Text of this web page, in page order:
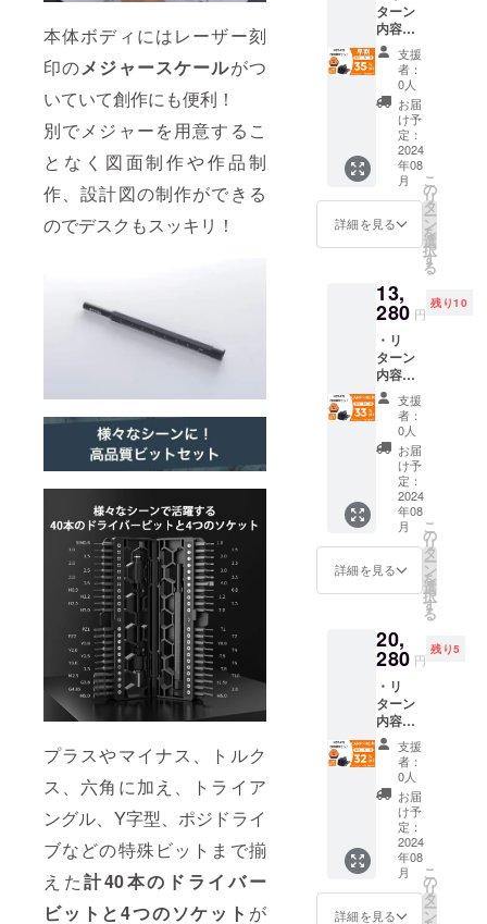
本体ボディにはレーザー刻
印のメジャースケールがつ
いていて創作にも便利！
別でメジャーを用意するこ
となく図面制作や作品制
作、設計図の制作ができる
のでデスクもスッキリ！
プラスやマイナス、トルク
ス、六角に加え、トライア
ングル、Y字型、ポジドライ
ブなどの特殊ビットまで揃
えた計40本のドライバー
ビットと4つのソケット が
ご了承
頂いた
上でご
支援頂
けます
様お願
い致し
ます。
2024年
09月か
らオン
ショッ
プなど
開始予
定で
量産効
率が向
上した
場合、
正規販
売価格
が販売
予定価
格より
下がる
可能性
もござ
いま
生する
可能性
ます。
ご了承
頂いた
上でご
支援頂
けます
様お願
い致し
ます。
2024年
09月か
らオン
ショッ
プなど
開始予
定で
す。 ※
ご注文
状況、
使用部
材の供
給状
況、製
造工程
上の都
合など
により
出荷時
期が遅
す。 ※
皆様の
ご支援
により
量産効
率が向
上した
場合、
正規販
売価格
が販売
予定価
格より
下がる
可能性
もござ
いま
生する
可能性
ます。
ご了承
頂いた
上でご
支援頂
けます
様お願
い致し
ます。
2024年
09月か
らオン
ショッ
ターン
内容：
HBT-
471
COMB
Oセット
×2セッ
ト ・一
般予定
販売価
格：
19,960
円 ※本
リター
ンの価
税・送
料込み
の金額
となり
ます。
※ご注文
状況、
使用部
材の供
給状
況、製
造工程
上の都
合など
により
出荷時
期が遅
す。 ※
皆様の
ご支援
により
量産効
率が向
上した
場合、
正規販
売価格
が販売
予定価
格より
下がる
可能性
もござ
いま
支援
者：
0人
お届
け予
定：
2024
年08
月
詳細を見る
こ
の
リ
タ
ー
ン
を
選
択
す
る
13,
280 円
残り10
・リ
ターン
内容：
HBT-
471
COMB
Oセット
×2セッ
ト ・一
般予定
販売価
格：
19,960
円 ※本
リター
ンの価
税・送
料込み
の金額
となり
ます。
※ご注文
状況、
使用部
材の供
給状
況、製
造工程
上の都
合など
により
出荷時
期が遅
支援
者：
0人
お届
け予
定：
2024
年08
月
詳細を見る
こ
の
リ
タ
ー
ン
を
選
択
す
る
20,
280 円
残り5
・リ
ターン
内容：
HBT-
471
COMB
Oセット
×3セッ
ト ・一
般予定
販売価
格：
29,940
円 ※本
支援
者：
0人
お届
け予
定：
2024
年08
月
詳細を見る
こ
の
リ
タ
ー
ン